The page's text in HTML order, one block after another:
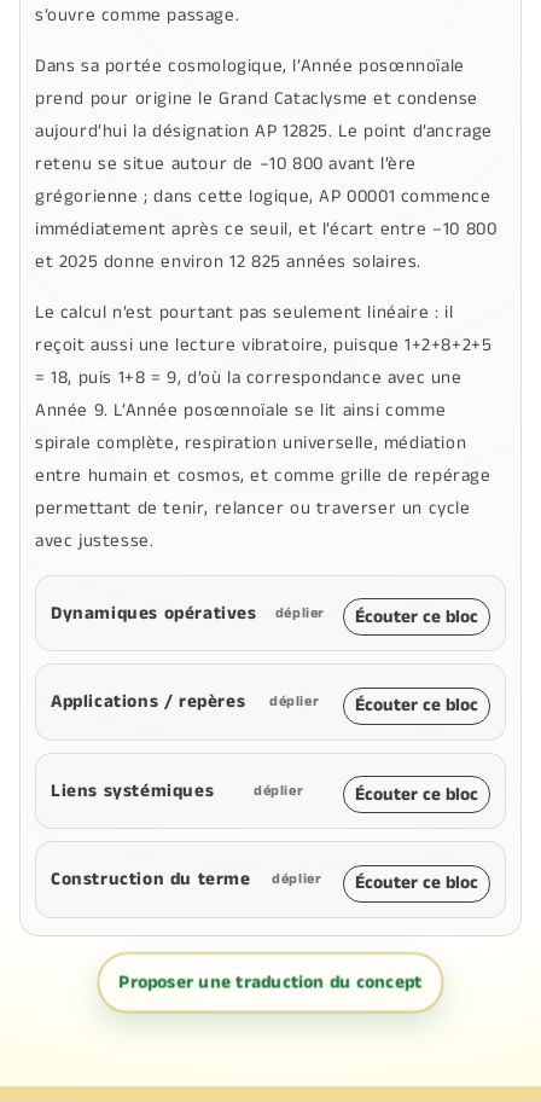
s’ouvre comme passage.
Dans sa portée cosmologique, l’Année posœnnoïale
prend pour origine leGrand Cataclysme et condense
aujourd’hui la désignationAP 12825. Le point d’ancrage
retenu se situe autour de –10 800 avant l’ère
grégorienne ; dans cette logique,AP 00001 commence
immédiatement après ce seuil, et l’écart entre –10 800
et 2025 donne environ12 825 années solaires.
Le calcul n’est pourtant pas seulement linéaire : il
reçoit aussi une lecture vibratoire, puisque1+2+8+2+5
= 18, puis 1+8 = 9, d’où la correspondance avec une
Année 9. L’Année posœnnoïale se lit ainsi comme
spirale complète, respiration universelle, médiation
entre humain et cosmos, et comme grille de repérage
permettant de tenir, relancer ou traverser un cycle
avec justesse.
Dynamiques opératives déplier Écouter ce bloc
Applications / repères déplier Écouter ce bloc
Liens systémiques déplier Écouter ce bloc
Construction du terme déplier Écouter ce bloc
Proposer une traduction du concept